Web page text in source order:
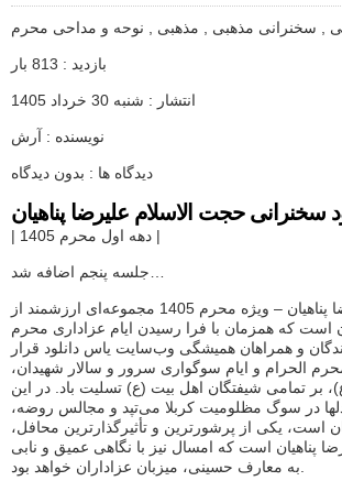
موزیلا
, سخنرانی مذهبی , مذهبی , نوحه و مداحی محرم
بازدید : 813 بار
انتشار : شنبه 30 خرداد 1405
نویسنده : آرش
دیدگاه ها : بدون دیدگاه
سخنرانی حجت الاسلام علیرضا پناهیان
| دهه اول محرم 1405 |
جلسه پنجم اضافه شد…
سخنرانی حجت الاسلام علیرضا پناهیان – ویژه محرم 1405 مجموعه‌ای ارزشمند از
است که همزمان با فرا رسیدن ایام عزاداری محرم
و همراهان همیشگی وب‌سایت یاس دانلود قرار
الحرام و ایام سوگواری سرور و سالار شهیدان،
بر تمامی شیفتگان اهل بیت (ع) تسلیت باد. در این
در سوگ مظلومیت کربلا می‌تپد و مجالس روضه،
است، یکی از پرشورترین و تأثیرگذارترین محافل،
پناهیان است که امسال نیز با نگاهی عمیق و نابی
به معارف حسینی، میزبان عزاداران خواهد بود.